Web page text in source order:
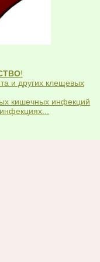
!
и других клещевых
кишечных инфекций